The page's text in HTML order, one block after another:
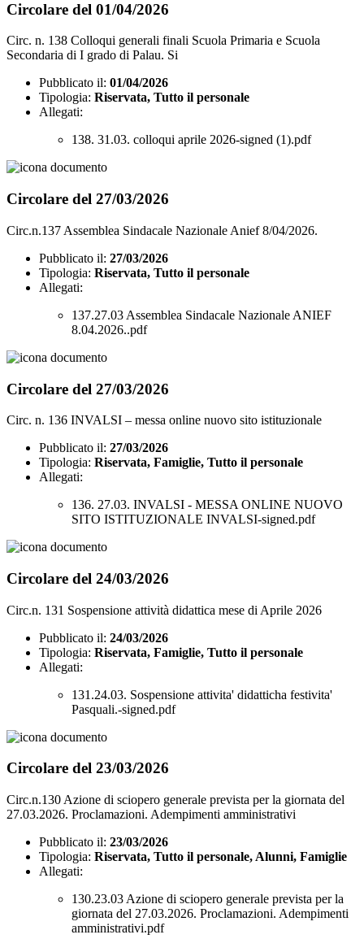
Circolare del 01/04/2026
Circ. n. 138 Colloqui generali finali Scuola Primaria e Scuola
Secondaria di I grado di Palau. Si
Pubblicato il: 01/04/2026
Tipologia: Riservata, Tutto il personale
Allegati:
138. 31.03. colloqui aprile 2026-signed (1).pdf
Circolare del 27/03/2026
Circ.n.137 Assemblea Sindacale Nazionale Anief 8/04/2026.
Pubblicato il: 27/03/2026
Tipologia: Riservata, Tutto il personale
Allegati:
137.27.03 Assemblea Sindacale Nazionale ANIEF
8.04.2026..pdf
Circolare del 27/03/2026
Circ. n. 136 INVALSI – messa online nuovo sito istituzionale
Pubblicato il: 27/03/2026
Tipologia: Riservata, Famiglie, Tutto il personale
Allegati:
136. 27.03. INVALSI - MESSA ONLINE NUOVO
SITO ISTITUZIONALE INVALSI-signed.pdf
Circolare del 24/03/2026
Circ.n. 131 Sospensione attività didattica mese di Aprile 2026
Pubblicato il: 24/03/2026
Tipologia: Riservata, Famiglie, Tutto il personale
Allegati:
131.24.03. Sospensione attivita' didatticha festivita'
Pasquali.-signed.pdf
Circolare del 23/03/2026
Circ.n.130 Azione di sciopero generale prevista per la giornata del
27.03.2026. Proclamazioni. Adempimenti amministrativi
Pubblicato il: 23/03/2026
Tipologia: Riservata, Tutto il personale, Alunni, Famiglie
Allegati:
130.23.03 Azione di sciopero generale prevista per la
giornata del 27.03.2026. Proclamazioni. Adempimenti
amministrativi.pdf